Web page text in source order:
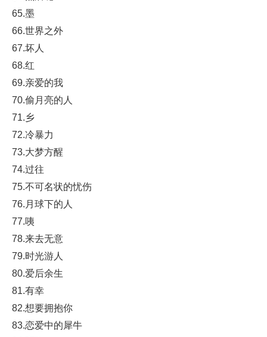
65.墨
66.世界之外
67.坏人
68.红
69.亲爱的我
70.偷月亮的人
71.乡
72.冷暴力
73.大梦方醒
74.过往
75.不可名状的忧伤
76.月球下的人
77.咦
78.来去无意
79.时光游人
80.爱后余生
81.有幸
82.想要拥抱你
83.恋爱中的犀牛